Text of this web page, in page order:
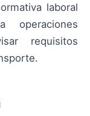
laboral
requisitos